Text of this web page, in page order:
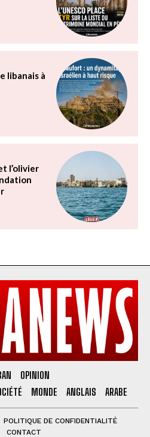
libanais à
l’olivier
OPINION
MONDE ANGLAIS ARABE
POLITIQUE DE CONFIDENTIALITÉ
CONTACT